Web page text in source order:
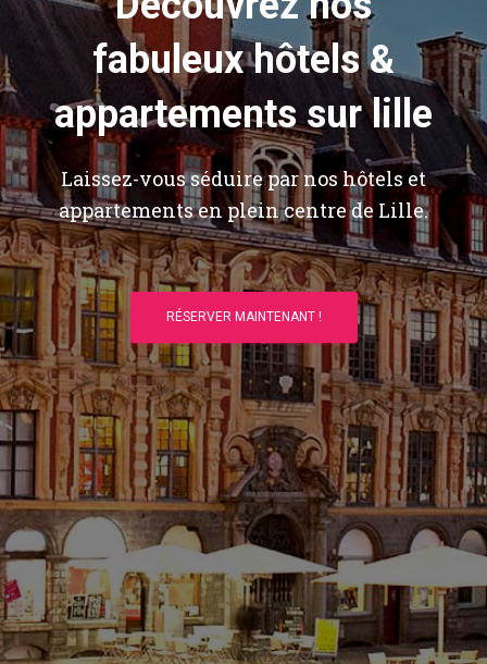
fabuleux hôtels &
appartements sur lille
Laissez-vous séduire par nos hôtels et
appartements en plein centre de Lille.
RÉSERVER MAINTENANT !